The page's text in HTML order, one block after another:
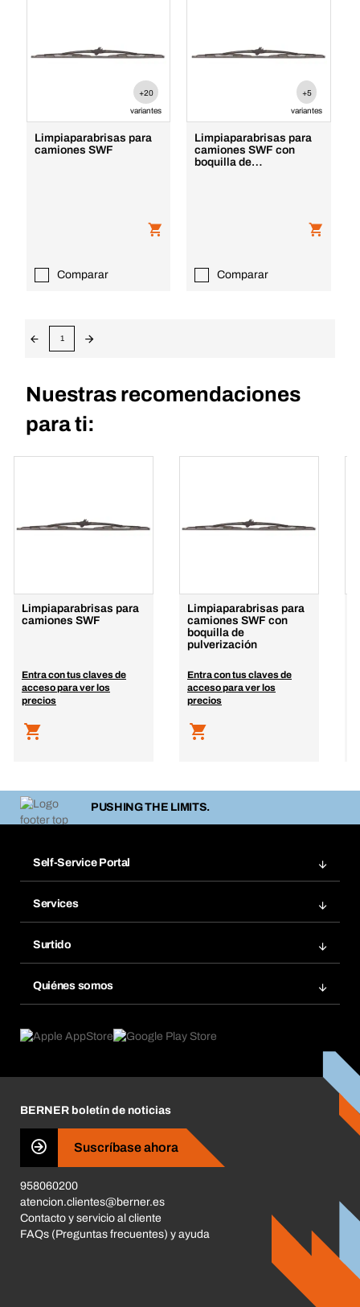
+20
variantes
Limpiaparabrisas para
camiones SWF
Comparar
+5
variantes
Limpiaparabrisas para
camiones SWF con
boquilla de
Comparar
1
Nuestras recomendaciones
para ti:
Limpiaparabrisas para
camiones SWF
Entra con tus claves de
acceso para ver los
precios
Limpiaparabrisas para
camiones SWF con
boquilla de
pulverización
Entra con tus claves de
acceso para ver los
precios
PUSHING THE LIMITS.
Self-Service Portal
Grupos Favoritos
Repetir pedido
Pedidos programados
Services
Gestión Química
eProcurement
Buscadores de productos
Surtido
Quiénes somos
Lo que nos mueve
Tiendas BERNER
Business Conduct
BERNER boletín de noticias
Suscríbase ahora
958060200
atencion.clientes@berner.es
Contacto y servicio al cliente
FAQs (Preguntas frecuentes) y ayuda